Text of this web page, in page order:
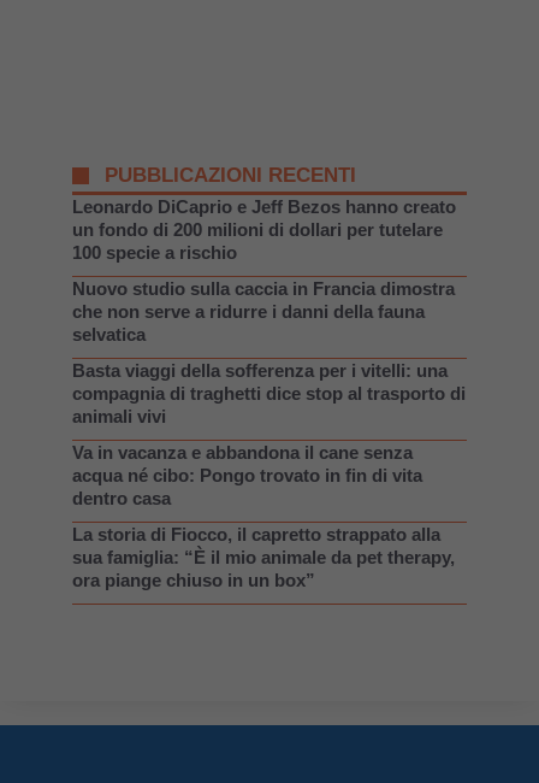
PUBBLICAZIONI RECENTI
Leonardo DiCaprio e Jeff Bezos hanno creato
un fondo di 200 milioni di dollari per tutelare
100 specie a rischio
Nuovo studio sulla caccia in Francia dimostra
che non serve a ridurre i danni della fauna
selvatica
Basta viaggi della sofferenza per i vitelli: una
compagnia di traghetti dice stop al trasporto di
animali vivi
Va in vacanza e abbandona il cane senza
acqua né cibo: Pongo trovato in fin di vita
dentro casa
La storia di Fiocco, il capretto strappato alla
sua famiglia: “È il mio animale da pet therapy,
ora piange chiuso in un box”